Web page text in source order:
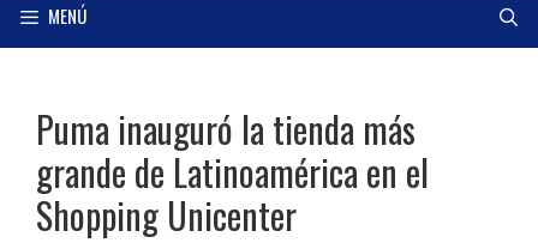
MENÚ
Puma inauguró la tienda más
grande de Latinoamérica en el
Shopping Unicenter